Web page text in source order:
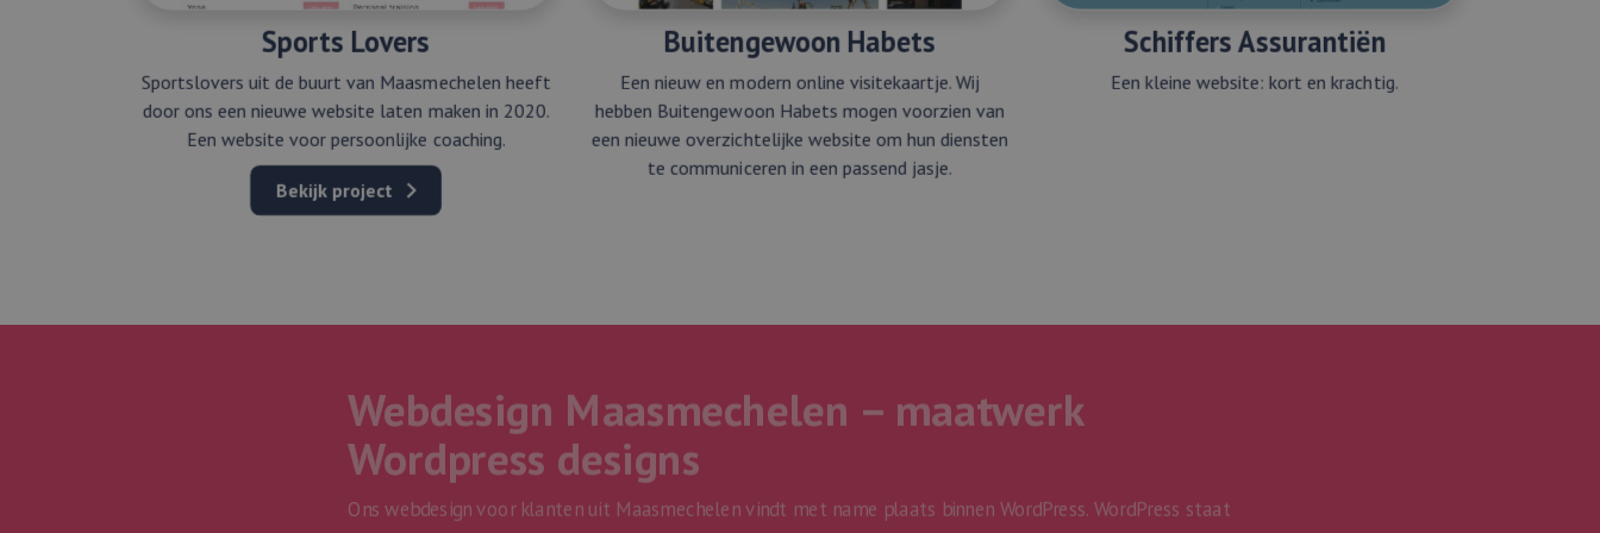
Sports Lovers
Sportslovers uit de buurt van Maasmechelen heeft
door ons een nieuwe website laten maken in 2020.
Een website voor persoonlijke coaching.
Bekijk project
Buitengewoon Habets
Een nieuw en modern online visitekaartje. Wij
hebben Buitengewoon Habets mogen voorzien van
een nieuwe overzichtelijke website om hun diensten
te communiceren in een passend jasje.
Schiffers Assurantiën
Een kleine website: kort en krachtig.
Webdesign Maasmechelen – maatwerk
Wordpress designs
Ons webdesign voor klanten uit Maasmechelen vindt met name plaats binnen WordPress. WordPress staat